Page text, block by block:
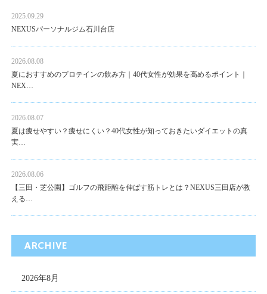
2025.09.29
NEXUSパーソナルジム石川台店
2026.08.08
夏におすすめのプロテインの飲み方｜40代女性が効果を高めるポイント｜
NEX…
2026.08.07
夏は痩せやすい？痩せにくい？40代女性が知っておきたいダイエットの真
実…
2026.08.06
【三田・芝公園】ゴルフの飛距離を伸ばす筋トレとは？NEXUS三田店が教
える…
ARCHIVE
2026年8月